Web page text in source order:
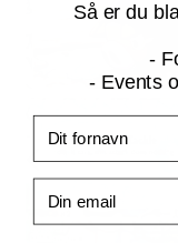
Så er du
-
- Events